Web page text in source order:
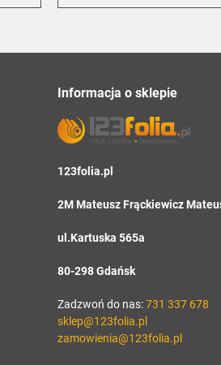
Informacja o sklepie
123folia.pl
2M Mateusz Frąckiewicz
ul.Kartuska 565a
80-298 Gdańsk
Zadzwoń do nas:731 337 678
sklep@123folia.pl
zamowienia@123folia.pl